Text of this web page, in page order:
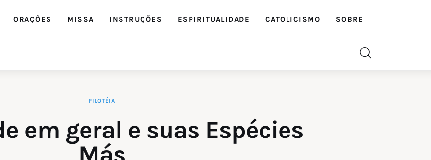
ORAÇÕES MISSA INSTRUÇÕES ESPIRITUALIDADE CATOLICISMO SOBRE
FILOTÉIA
em geral e suas Espécies
Más